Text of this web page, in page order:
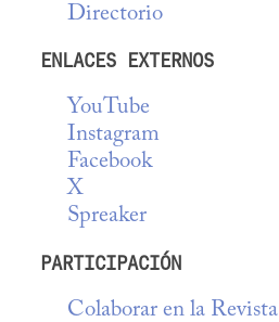
Directorio
ENLACES EXTERNOS
YouTube
Instagram
Facebook
X
Spreaker
PARTICIPACIÓN
Colaborar en la Revista